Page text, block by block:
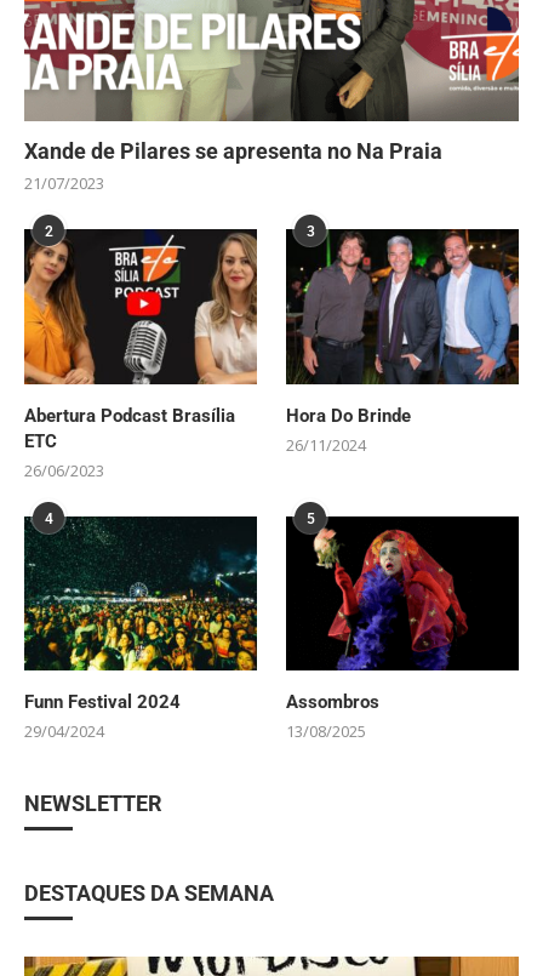
Xande de Pilares se apresenta no Na Praia
21/07/2023
2
Abertura Podcast Brasília
ETC
26/06/2023
3
Hora Do Brinde
26/11/2024
4
Funn Festival 2024
29/04/2024
5
Assombros
13/08/2025
NEWSLETTER
DESTAQUES DA SEMANA